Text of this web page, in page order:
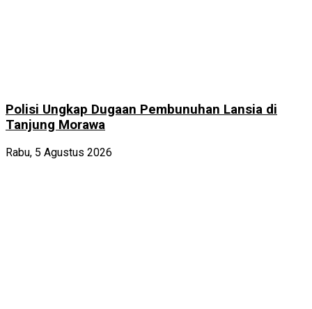
Polisi Ungkap Dugaan Pembunuhan Lansia di
Tanjung Morawa
Rabu, 5 Agustus 2026